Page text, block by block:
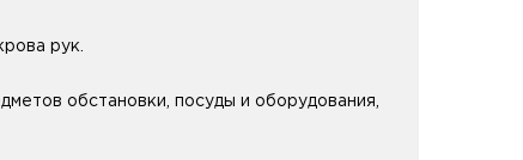
рук.
обстановки, посуды и оборудования,